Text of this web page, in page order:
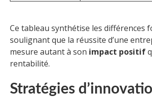
Ce tableau synthétise les différences
soulignant que la réussite d’une
mesure autant à son impact positif
rentabilité.
Stratégies